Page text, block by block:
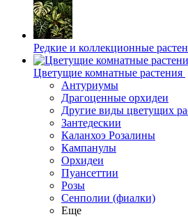
Редкие и коллекционные
Цветущие комнатные растения
Антуриумы
Драгоценные орхидеи
Другие виды цветущих
Зантедескии
Каланхоэ Розалины
Кампанулы
Орхидеи
Пуансеттии
Розы
Сенполии (фиалки)
Еще